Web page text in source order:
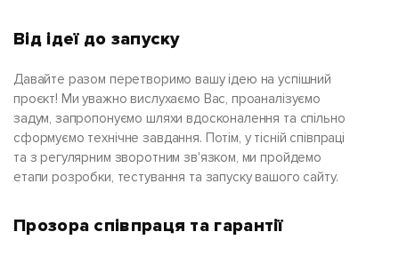
Від ідеї до запуску
Давайте разом перетворимо вашу ідею на успішний
проєкт! Ми уважно вислухаємо Вас, проаналізуємо
задум, запропонуємо шляхи вдосконалення та спільно
сформуємо технічне завдання. Потім, у тісній співпраці
та з регулярним зворотним зв'язком, ми пройдемо
етапи розробки, тестування та запуску вашого сайту.
Прозора співпраця та гарантії